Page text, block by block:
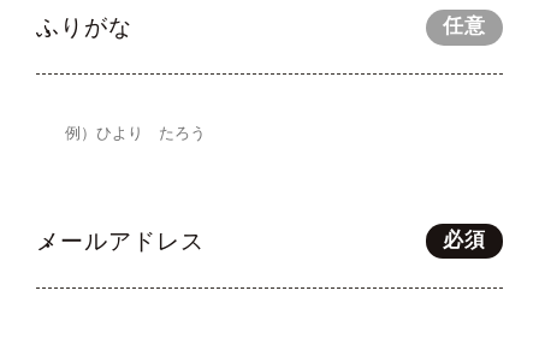
ふりがな 任意
メールアドレス 必須